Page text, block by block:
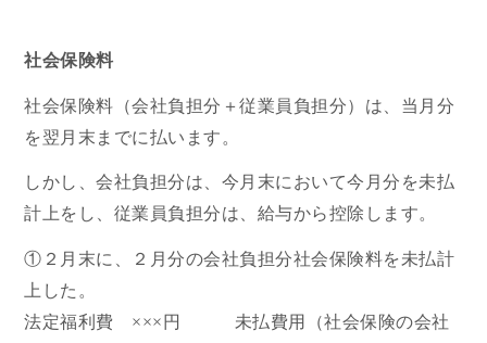
社会保険料
社会保険料（会社負担分＋従業員負担分）は、当月分
を翌月末までに払います。
しかし、会社負担分は、今月末において今月分を未払
計上をし、従業員負担分は、給与から控除します。
①２月末に、２月分の会社負担分社会保険料を未払計
上した。
法定福利費 ×××円 未払費用（社会保険の会社